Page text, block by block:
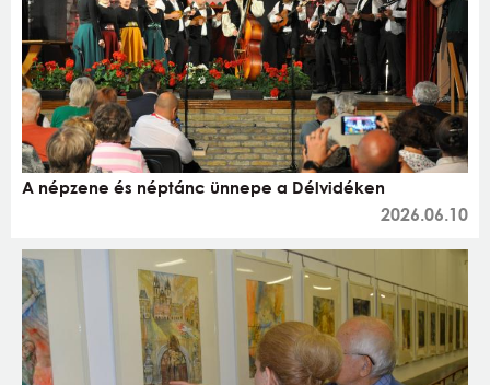
A népzene és néptánc ünnepe a Délvidéken
2026.06.10